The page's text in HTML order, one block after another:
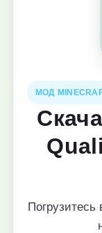
МОД